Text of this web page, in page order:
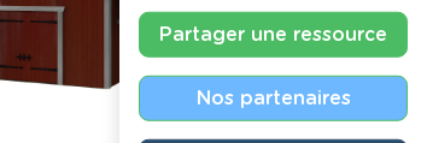
Partager une ressource
Nos partenaires